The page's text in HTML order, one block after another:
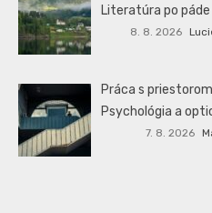
Literatúra po
8. 8. 2026
Práca s
Psychológia a
7. 8. 2026